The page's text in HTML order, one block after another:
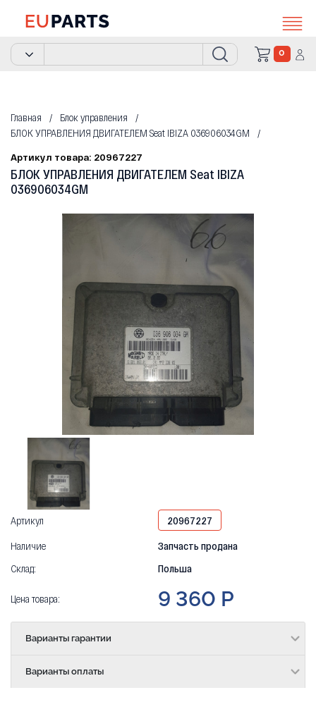
0
Главная
Блок управления
БЛОК УПРАВЛЕНИЯ ДВИГАТЕЛЕМ Seat IBIZA 036906034GM
Артикул товара: 20967227
БЛОК УПРАВЛЕНИЯ ДВИГАТЕЛЕМ Seat IBIZA
036906034GM
Артикул
20967227
Наличие
Запчасть продана
Склад:
Польша
Цена товара: 9 360 Р
Варианты гарантии
Варианты оплаты